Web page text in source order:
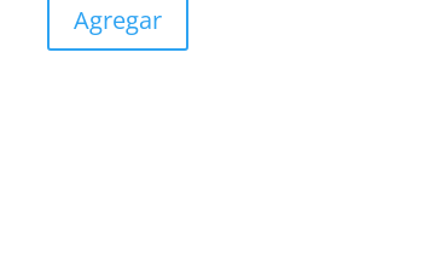
Agregar